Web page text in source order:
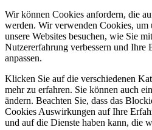
Wir können Cookies anfordern, die
werden. Wir verwenden Cookies, um
unsere Websites besuchen, wie Sie
Nutzererfahrung verbessern und Ihre
anpassen.
Klicken Sie auf die verschiedenen
mehr zu erfahren. Sie können auch
ändern. Beachten Sie, dass das
Cookies Auswirkungen auf Ihre
und auf die Dienste haben kann, die